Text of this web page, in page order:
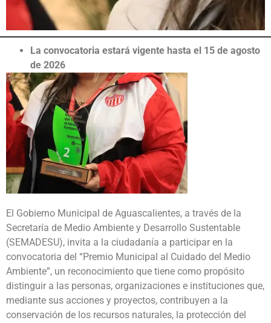
La convocatoria estará vigente hasta el 15 de agosto
de 2026
El Gobierno Municipal de Aguascalientes, a través de la
Secretaría de Medio Ambiente y Desarrollo Sustentable
(SEMADESU), invita a la ciudadanía a participar en la
convocatoria del “Premio Municipal al Cuidado del Medio
Ambiente”, un reconocimiento que tiene como propósito
distinguir a las personas, organizaciones e instituciones que,
mediante sus acciones y proyectos, contribuyen a la
conservación de los recursos naturales, la protección del